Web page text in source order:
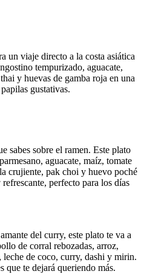
un viaje directo a la costa asiática
tempurizado, aguacate,
y huevas de gamba roja en una
gustativas.
sabes sobre el ramen. Este plato
aguacate, maíz, tomate
crujiente, pak choi y huevo poché
perfecto para los días
del curry, este plato te va a
de corral rebozadas, arroz,
leche de coco, curry, dashi y mirin.
que te dejará queriendo más.